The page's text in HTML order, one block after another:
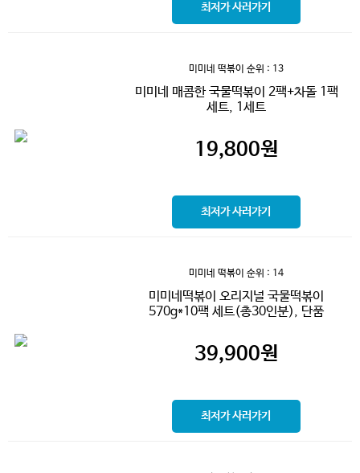
최저가 사러가기
미미네 떡볶이 순위 : 13
미미네 매콤한 국물떡볶이 2팩+차돌 1팩
세트, 1세트
19,800원
최저가 사러가기
미미네 떡볶이 순위 : 14
미미네떡볶이 오리지널 국물떡볶이
570g*10팩 세트(총30인분), 단품
39,900원
최저가 사러가기